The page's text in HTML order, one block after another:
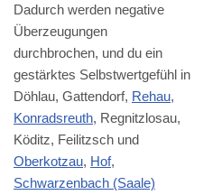
Dadurch werden negative
Überzeugungen
durchbrochen, und du ein
gestärktes Selbstwertgefühl in
Döhlau, Gattendorf, Rehau,
Konradsreuth, Regnitzlosau,
Köditz, Feilitzsch und
Oberkotzau, Hof,
Schwarzenbach (Saale)